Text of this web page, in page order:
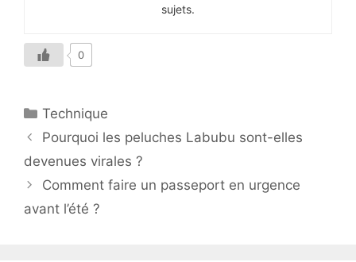
sujets.
0
Catégories
Technique
Pourquoi les peluches Labubu sont-elles
devenues virales ?
Comment faire un passeport en urgence
avant l’été ?